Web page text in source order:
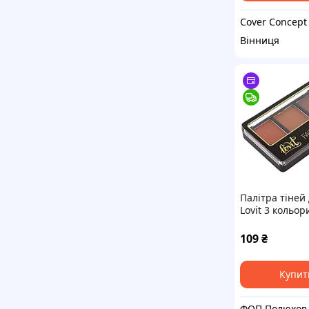
Cover Concept
Вінниця
Палітра тіней
Lovit 3
109₴